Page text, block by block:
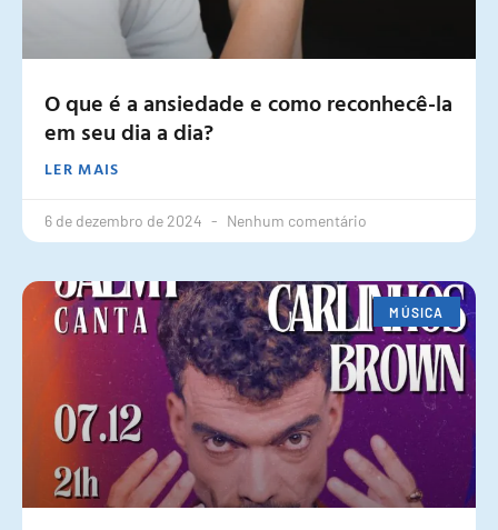
O que é a ansiedade e como reconhecê-la
em seu dia a dia?
LER MAIS
6 de dezembro de 2024 Nenhum comentário
MÚSICA